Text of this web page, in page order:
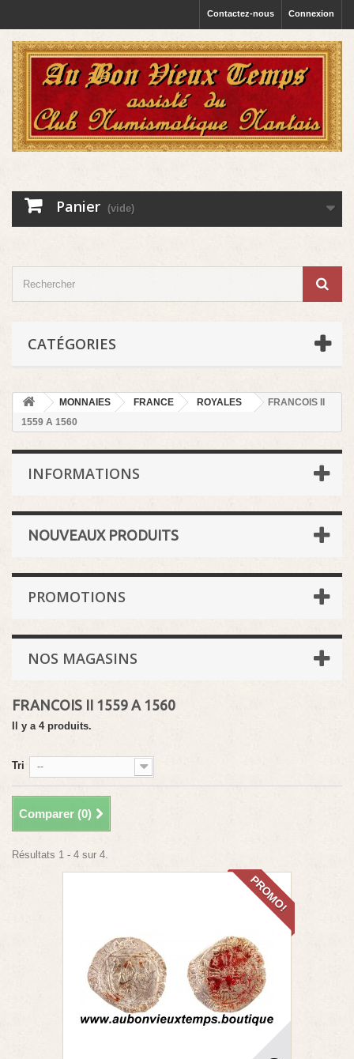
Connexion
Contactez-nous
Panier (vide)
CATÉGORIES
MONNAIES FRANCE ROYALES
FRANCOIS II
1559 A 1560
INFORMATIONS
NOUVEAUX PRODUITS
PROMOTIONS
NOS MAGASINS
FRANCOIS II 1559 A 1560
Il y a 4 produits.
Tri --
Comparer (0)
Résultats 1 - 4 sur 4.
PROMO!